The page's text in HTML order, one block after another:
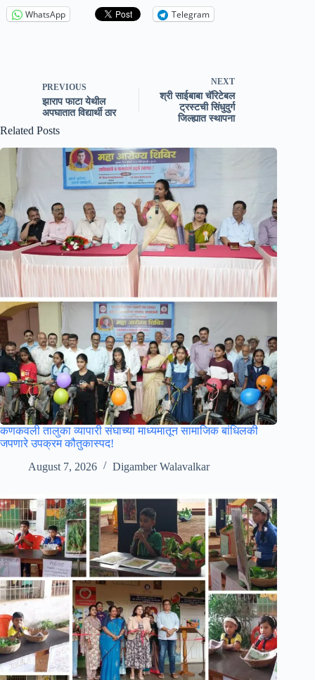
WhatsApp Telegram
PREVIOUS
झाराप फाटा येथील
अपघातात विद्यार्थी ठार
NEXT
श्री साईबाबा चॅरिटेबल
ट्रस्टची सिंधुदुर्ग
जिल्ह्यात स्थापना
Related Posts
कणकवली तालुका व्यापारी संघाच्या माध्यमातून सामाजिक बांधिलकी
जपणारे उपक्रम कौतुकास्पद!
August 7, 2026
Digamber Walavalkar